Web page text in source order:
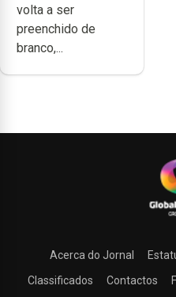
volta a ser
preenchido de
branco,...
Acerca do Jornal
Classificados
Contactos